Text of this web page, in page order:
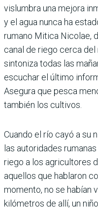
vislumbra una mejora
y el agua nunca ha
rumano Mitica Nicolae,
canal de riego cerca del
sintoniza todas las
escuchar el último
Asegura que pesca
también los cultivos.
Cuando el río cayó a su
las autoridades
riego a los agricultores
aquellos que hablaron
momento, no se habían
kilómetros de allí, un